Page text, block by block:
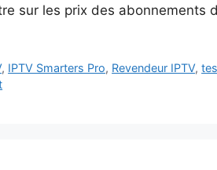
sur les prix des abonnements
, IPTV Smarters Pro, Revendeur IPTV,